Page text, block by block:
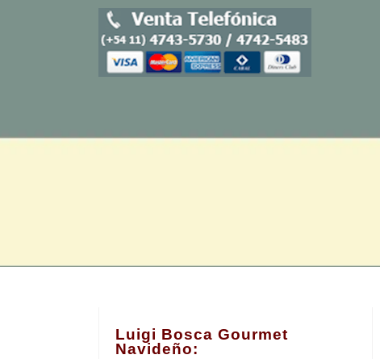
Luigi Bosca Gourmet
Navideño: